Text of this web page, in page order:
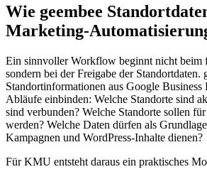
Wie geembee
Marketing-
Ein sinnvoller Workflow beginnt nicht beim
sondern bei der Freigabe der Standortdaten.
Standortinformationen aus Google
Abläufe einbinden: Welche Standorte sind
sind verbunden? Welche Standorte sollen
werden? Welche Daten dürfen als
Kampagnen und WordPress-Inhalte dienen?
Für KMU entsteht daraus ein praktisches